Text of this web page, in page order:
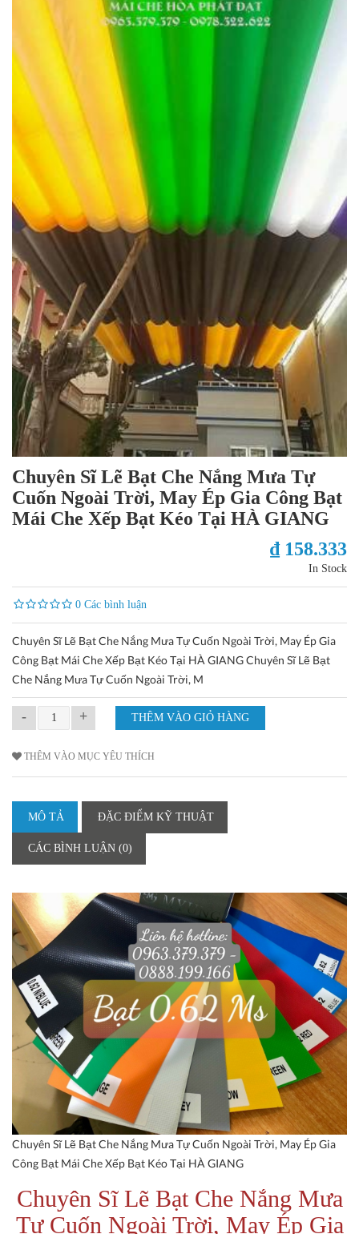
Chuyên Sĩ Lẽ Bạt Che Nắng Mưa Tự
Cuốn Ngoài Trời, May Ép Gia Công Bạt
Mái Che Xếp Bạt Kéo Tại HÀ GIANG
₫ 158.333
In Stock
0 Các bình luận
Chuyên Sĩ Lẽ Bạt Che Nắng Mưa Tự Cuốn Ngoài Trời, May Ép Gia
Công Bạt Mái Che Xếp Bạt Kéo Tại HÀ GIANG Chuyên Sĩ Lẽ Bạt
Che Nắng Mưa Tự Cuốn Ngoài Trời, M
- +
THÊM VÀO MỤC YÊU THÍCH
MÔ TẢ ĐẶC ĐIỂM KỸ THUẬT
CÁC BÌNH LUẬN (0)
Chuyên Sĩ Lẽ Bạt Che Nắng Mưa Tự Cuốn Ngoài Trời, May Ép Gia
Công Bạt Mái Che Xếp Bạt Kéo Tại HÀ GIANG
Chuyên Sĩ Lẽ Bạt Che Nắng Mưa
Tự Cuốn Ngoài Trời, May Ép Gia